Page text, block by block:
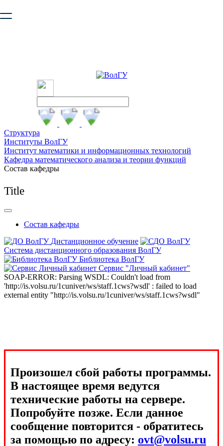
безопасную работу с сайтом. Пожалуйста
Структура
Институты ВолГУ
Институт математики и информационных технологий
Кафедра математического анализа и теории функций
Состав кафедры
Title
Состав кафедры
Дистанционное обучение
Система дистанционного образования ВолГУ
Библиотека ВолГУ
Сервис "Личный кабинет"
SOAP-ERROR: Parsing WSDL: Couldn't load from
'http://is.volsu.ru/1cuniver/ws/staff.1cws?wsdl' : failed to load
external entity "http://is.volsu.ru/1cuniver/ws/staff.1cws?wsdl"
Произошел сбой работы программы.
В настоящее время ведутся
технические работы на сервере.
Попробуйте позже. Если данное
сообщение повторится - обратитесь
за помощью по адресу: ovt@volsu.ru